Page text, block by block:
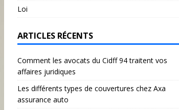
Loi
ARTICLES RÉCENTS
Comment les avocats du Cidff 94 traitent vos
affaires juridiques
Les différents types de couvertures chez Axa
assurance auto